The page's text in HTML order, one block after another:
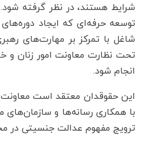
شرایط هستند، در نظر گرفته
توسعه حرفه‌ای که ایجاد
شاغل با تمرکز بر مهارت‌های
تحت نظارت معاونت امور زنان و
انجام شود.
این حقوقدان معتقد است معاونت
با همکاری رسانه‌ها و سازمان‌های
ترویج مفهوم عدالت جنسیتی در